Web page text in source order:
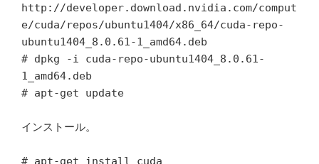
http://developer.download.nvidia.com/comput
e/cuda/repos/ubuntu1404/x86_64/cuda-repo-
ubuntu1404_8.0.61-1_amd64.deb
# dpkg -i cuda-repo-ubuntu1404_8.0.61-
1_amd64.deb
# apt-get update
インストール。
# apt-get install cuda